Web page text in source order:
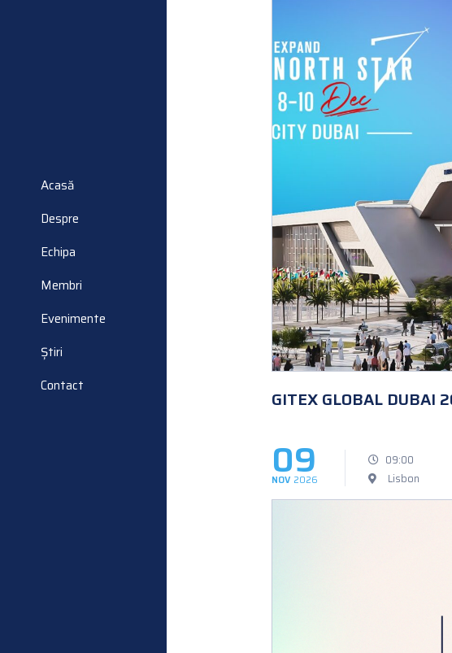
Acasă
Despre
Echipa
Membri
Evenimente
Știri
Contact
GITEX GLOBAL DUBAI
09
NOV 2026
09:00
Lisbon